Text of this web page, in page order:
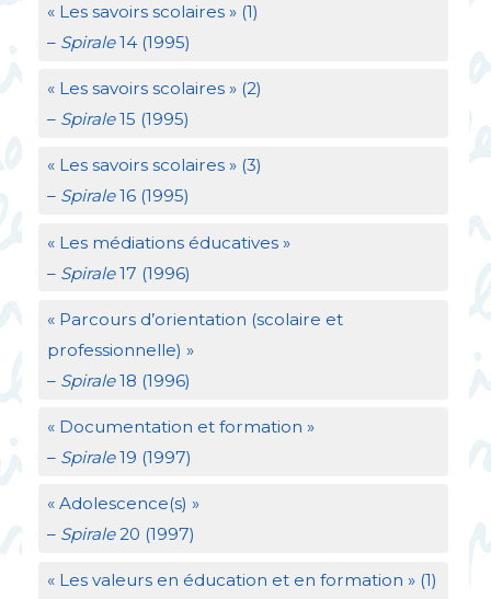
« Les savoirs scolaires » (1)
– Spirale14 (1995)
« Les savoirs scolaires » (2)
– Spirale15 (1995)
« Les savoirs scolaires » (3)
– Spirale16 (1995)
« Les médiations éducatives »
– Spirale17 (1996)
« Parcours d’orientation (scolaire et
professionnelle) »
– Spirale18 (1996)
« Documentation et formation »
– Spirale19 (1997)
« Adolescence(s) »
– Spirale20 (1997)
« Les valeurs en éducation et en formation » (1)